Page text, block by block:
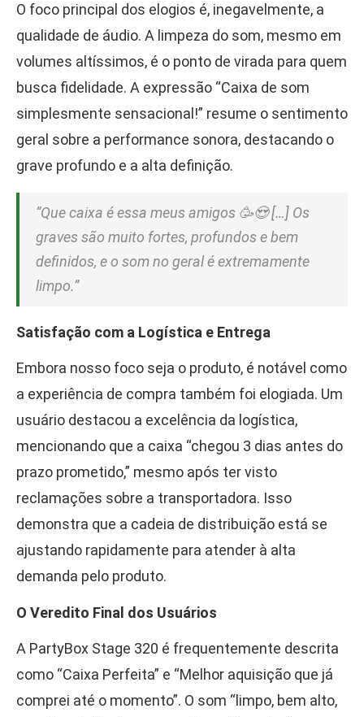
O foco principal dos elogios é, inegavelmente, a
qualidade de áudio. A limpeza do som, mesmo em
volumes altíssimos, é o ponto de virada para quem
busca fidelidade. A expressão “Caixa de som
simplesmente sensacional!” resume o sentimento
geral sobre a performance sonora, destacando o
grave profundo e a alta definição.
“Que caixa é essa meus amigos 🥳😍 […] Os
graves são muito fortes, profundos e bem
definidos, e o som no geral é extremamente
limpo.”
Satisfação com a Logística e Entrega
Embora nosso foco seja o produto, é notável como
a experiência de compra também foi elogiada. Um
usuário destacou a excelência da logística,
mencionando que a caixa “chegou 3 dias antes do
prazo prometido,” mesmo após ter visto
reclamações sobre a transportadora. Isso
demonstra que a cadeia de distribuição está se
ajustando rapidamente para atender à alta
demanda pelo produto.
O Veredito Final dos Usuários
A PartyBox Stage 320 é frequentemente descrita
como “Caixa Perfeita” e “Melhor aquisição que já
comprei até o momento”. O som “limpo, bem alto,